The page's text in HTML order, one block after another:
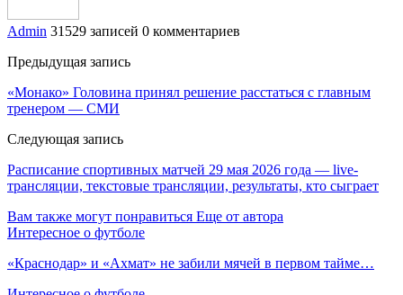
Admin 31529 записей 0 комментариев
Предыдущая запись
«Монако» Головина принял решение расстаться с главным
тренером — СМИ
Следующая запись
Расписание спортивных матчей 29 мая 2026 года — live-
трансляции, текстовые трансляции, результаты, кто сыграет
Вам также могут понравиться Еще от автора
Интересное о футболе
«Краснодар» и «Ахмат» не забили мячей в первом тайме…